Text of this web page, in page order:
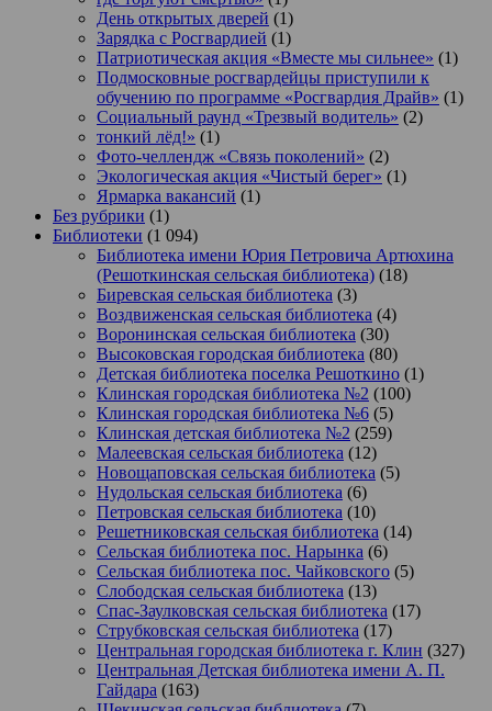
День открытых дверей (1)
Зарядка с Росгвардией (1)
Патриотическая акция «Вместе мы сильнее» (1)
Подмосковные росгвардейцы приступили к
обучению по программе «Росгвардия Драйв» (1)
Социальный раунд «Трезвый водитель» (2)
тонкий лёд!» (1)
Фото-челлендж «Связь поколений» (2)
Экологическая акция «Чистый берег» (1)
Ярмарка вакансий (1)
Без рубрики (1)
Библиотеки (1 094)
Библиотека имени Юрия Петровича Артюхина
(Решоткинская сельская библиотека) (18)
Биревская сельская библиотека (3)
Воздвиженская сельская библиотека (4)
Воронинская сельская библиотека (30)
Высоковская городская библиотека (80)
Детская библиотека поселка Решоткино (1)
Клинская городская библиотека №2 (100)
Клинская городская библиотека №6 (5)
Клинская детская библиотека №2 (259)
Малеевская сельская библиотека (12)
Новощаповская сельская библиотека (5)
Нудольская сельская библиотека (6)
Петровская сельская библиотека (10)
Решетниковская сельская библиотека (14)
Сельская библиотека пос. Нарынка (6)
Сельская библиотека пос. Чайковского (5)
Слободская сельская библиотека (13)
Спас-Заулковская сельская библиотека (17)
Струбковская сельская библиотека (17)
Центральная городская библиотека г. Клин (327)
Центральная Детская библиотека имени А. П.
Гайдара (163)